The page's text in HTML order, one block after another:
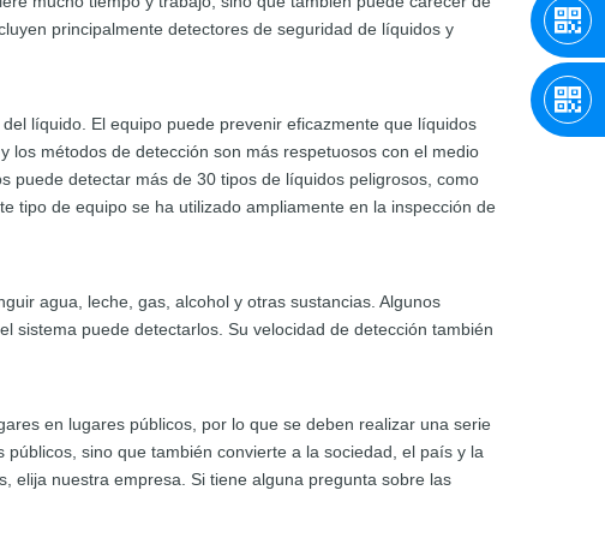
principalmente detectores de seguridad de líquidos y
líquido. El equipo puede prevenir eficazmente que líquidos
los métodos de detección son más respetuosos con el medio
puede detectar más de 30 tipos de líquidos peligrosos, como
tipo de equipo se ha utilizado ampliamente en la inspección de
agua, leche, gas, alcohol y otras sustancias. Algunos
sistema puede detectarlos. Su velocidad de detección también
en lugares públicos, por lo que se deben realizar una serie
sino que también convierte a la sociedad, el país y la
elija nuestra empresa. Si tiene alguna pregunta sobre las